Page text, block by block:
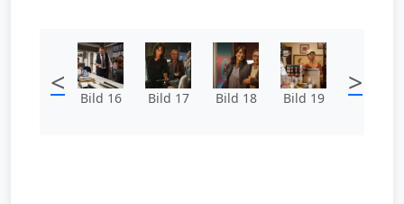
< Bild 16 Bild 17 Bild 18 Bild 19 >